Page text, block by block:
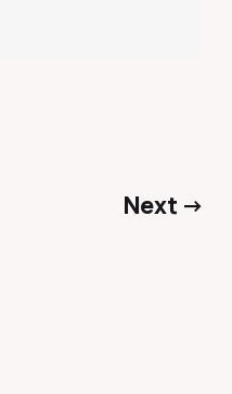
Next →